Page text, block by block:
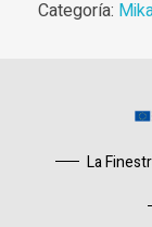
Categoría:
La